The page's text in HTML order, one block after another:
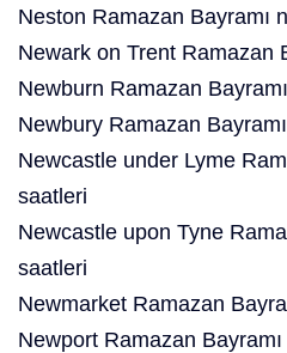
Neston Ramazan Bayramı
Newark on Trent Ramazan
Newburn Ramazan
Newbury Ramazan
Newcastle under Lyme
saatleri
Newcastle upon Tyne
saatleri
Newmarket Ramazan
Newport Ramazan